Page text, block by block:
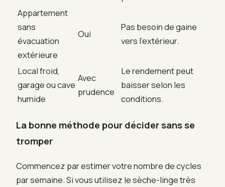
Appartement
sans
évacuation
extérieure
Oui
Pas besoin de gaine
vers l’extérieur.
Local froid,
garage ou cave
humide
Avec
prudence
Le rendement peut
baisser selon les
conditions.
La bonne méthode pour décider sans se
tromper
Commencez par estimer votre nombre de cycles
par semaine. Si vous utilisez le sèche-linge très